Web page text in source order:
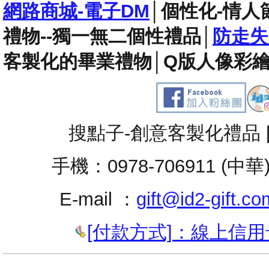
網路商城-電子DM │個性化-情人
禮物--獨一無二個性禮品
防走
客製化的畢業禮物 Q版人像彩
搜點子-創意客製化禮
手機：0978-706911 (中
E-mail ： gift@id2-
[付款方式]：線上信